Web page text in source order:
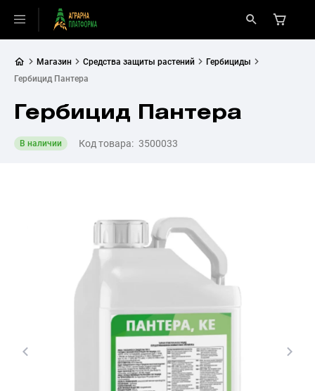
Магазин Средства защиты растений
Гербициды
Гербицид Пантера
Гербицид Пантера
В наличии Код товара: 3500033